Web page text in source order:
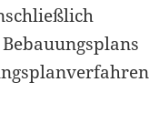
III“